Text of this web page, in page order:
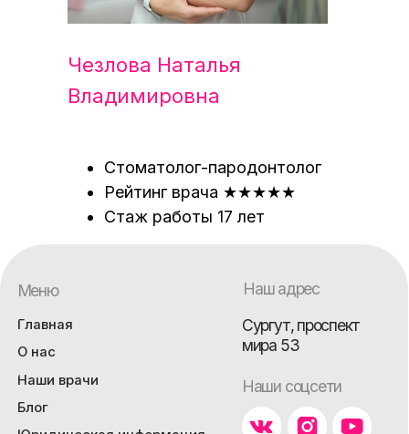
Стоматолог-пародонтолог
Рейтинг врача ★★★★★
Стаж работы 17 лет
Чезлова Наталья
Владимировна